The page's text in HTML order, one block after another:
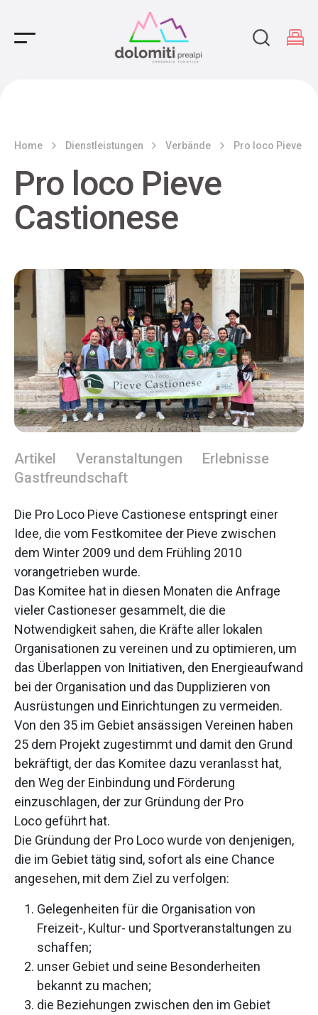
Main Navigation
Home Dienstleistungen Verbände Pro loco Pieve
Pro loco Pieve
Castionese
Artikel Veranstaltungen
Erlebnisse
Gastfreundschaft
Die Pro Loco Pieve Castionese entspringt einer
Idee, die vom Festkomitee der Pieve zwischen
dem Winter 2009 und dem Frühling 2010
vorangetrieben wurde.
Das Komitee hat in diesen Monaten die Anfrage
vieler Castioneser gesammelt, die die
Notwendigkeit sahen, die Kräfte aller lokalen
Organisationen zu vereinen und zu optimieren, um
das Überlappen von Initiativen, den Energieaufwand
bei der Organisation und das Dupplizieren von
Ausrüstungen und Einrichtungen zu vermeiden.
Von den 35 im Gebiet ansässigen Vereinen haben
25 dem Projekt zugestimmt und damit den Grund
bekräftigt, der das Komitee dazu veranlasst hat,
den Weg der Einbindung und Förderung
einzuschlagen, der zur Gründung der Pro
Loco geführt hat.
Die Gründung der Pro Loco wurde von denjenigen,
die im Gebiet tätig sind, sofort als eine Chance
angesehen, mit dem Ziel zu verfolgen:
Gelegenheiten für die Organisation von
Freizeit-, Kultur- und Sportveranstaltungen zu
schaffen;
unser Gebiet und seine Besonderheiten
bekannt zu machen;
die Beziehungen zwischen den im Gebiet